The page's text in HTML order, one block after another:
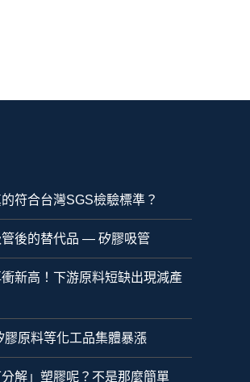
符合台灣SGS檢驗標準？
管後的替代品 — 矽膠吸管
新高！下游原料短缺出現減產
膠原料等化工品集體暴漲
解」塑膠呢？不是那麼簡單